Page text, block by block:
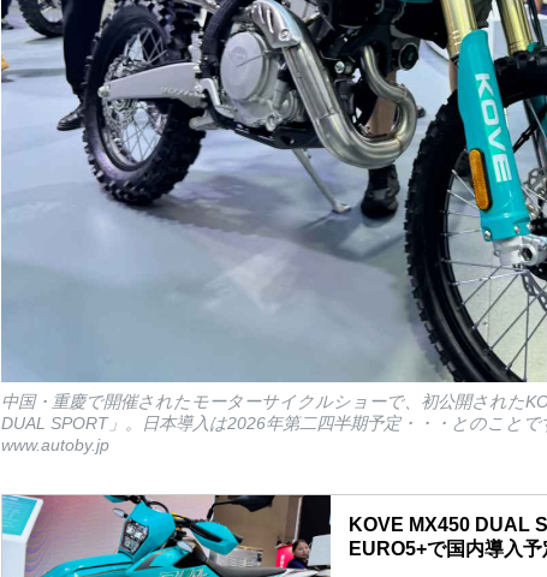
中国・重慶で開催されたモーターサイクルショーで、初公開された
DUAL SPORT」。日本導入は2026年第二四半期予定・・・とのことで
www.autoby.jp
KOVE MX450 DUAL
EURO5+で国内導入